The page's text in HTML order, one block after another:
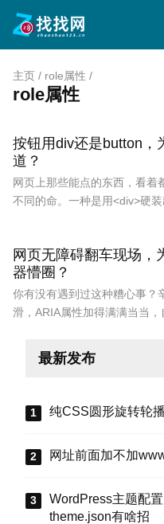
主页 / role属性 /
role属性
按钮用div还是button，
道？
网页上那些能点的东西，看着
不同的命。一种是用<div>硬
网页无障碍翻车现场，
器懵圈？
你有没有遇到过这种糟心事？
滑，ARIA属性加得满满当当
最新发布
纯CSS圆形旋转轮
网址前面加不加
WordPress主题配
theme.json有啥招